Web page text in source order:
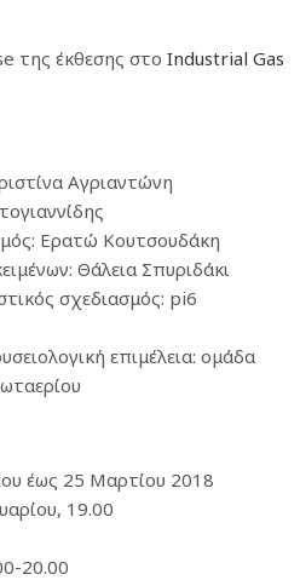
της έκθεσης στο Industrial Gas
Αγριαντώνη
Ερατώ Κουτσουδάκη
Θάλεια Σπυριδάκι
σχεδιασμός: pi6
επιμέλεια: ομάδα
έως 25 Μαρτίου 2018
19.00
20.00